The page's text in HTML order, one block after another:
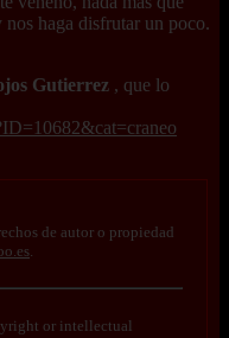
nos haga disfrutar un poco.
Gutierrez , que lo
de autor o propiedad
or intellectual